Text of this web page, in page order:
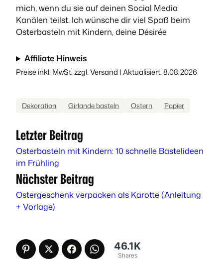
mich, wenn du sie auf deinen Social Media
Kanälen teilst. Ich wünsche dir viel Spaß beim
Osterbasteln mit Kindern, deine Désirée
Affiliate Hinweis
Preise inkl. MwSt. zzgl. Versand | Aktualisiert: 8.08.2026
Dekoration Girlande basteln Ostern Papier
Letzter Beitrag
Osterbasteln mit Kindern: 10 schnelle Bastelideen
im Frühling
Nächster Beitrag
Ostergeschenk verpacken als Karotte (Anleitung
+ Vorlage)
46.1K
Shares